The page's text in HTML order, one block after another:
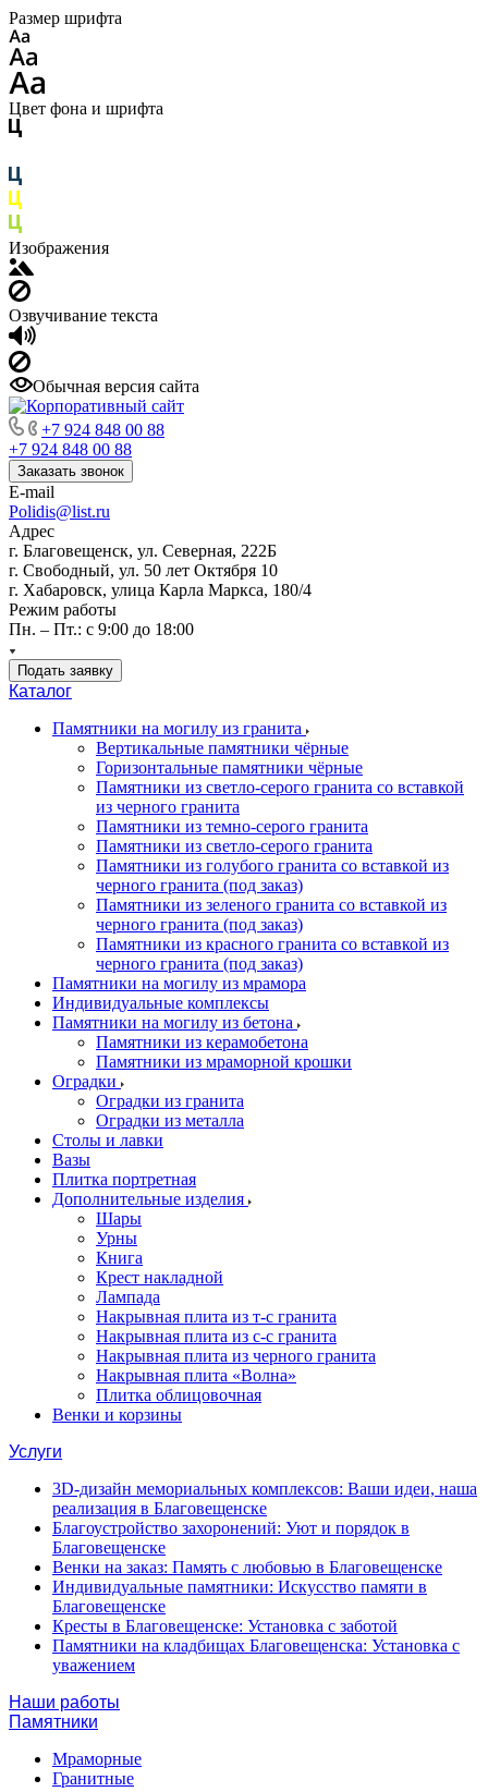
Размер шрифта
Цвет фона и шрифта
Изображения
Озвучивание текста
Обычная версия сайта
+7 924 848 00 88
+7 924 848 00 88
Заказать звонок
E-mail
Polidis@list.ru
Адрес
г. Благовещенск, ул. Северная, 222Б
г. Свободный, ул. 50 лет Октября 10
г. Хабаровск, улица Карла Маркса, 180/4
Режим работы
Пн. – Пт.: с 9:00 до 18:00
Подать заявку
Каталог
Памятники на могилу из гранита
Вертикальные памятники чёрные
Горизонтальные памятники чёрные
Памятники из светло-серого гранита со вставкой
из черного гранита
Памятники из темно-серого гранита
Памятники из светло-серого гранита
Памятники из голубого гранита со вставкой из
черного гранита (под заказ)
Памятники из зеленого гранита со вставкой из
черного гранита (под заказ)
Памятники из красного гранита со вставкой из
черного гранита (под заказ)
Памятники на могилу из мрамора
Индивидуальные комплексы
Памятники на могилу из бетона
Памятники из керамобетона
Памятники из мраморной крошки
Оградки
Оградки из гранита
Оградки из металла
Столы и лавки
Вазы
Плитка портретная
Дополнительные изделия
Шары
Урны
Книга
Крест накладной
Лампада
Накрывная плита из т-с гранита
Накрывная плита из с-с гранита
Накрывная плита из черного гранита
Накрывная плита «Волна»
Плитка облицовочная
Венки и корзины
Услуги
3D-дизайн мемориальных комплексов: Ваши идеи, наша
реализация в Благовещенске
Благоустройство захоронений: Уют и порядок в
Благовещенске
Венки на заказ: Память с любовью в Благовещенске
Индивидуальные памятники: Искусство памяти в
Благовещенске
Кресты в Благовещенске: Установка с заботой
Памятники на кладбищах Благовещенска: Установка с
уважением
Наши работы
Памятники
Мраморные
Гранитные